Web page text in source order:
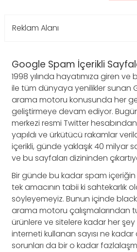
Reklam Alanı
Google Spam İçerikli
1998 yılında hayatımıza giren
ile tüm dünyaya yenilikler sunan
arama motoru konusunda her
geliştirmeye devam ediyor.
merkezi resmi Twitter
yapıldı ve ürkütücü rakamlar
içerikli, günde yaklaşık 40 milyar
ve bu sayfaları dizininden
Bir günde bu kadar spam içeriğin
tek amacının tabii ki sahtekarlık
söyleyemeyiz. Bunun içinde
arama motoru çalışmalarından
ürünlere ve sitelere kadar her şey
interneti kullanan sayısı ne
sorunları da bir o kadar